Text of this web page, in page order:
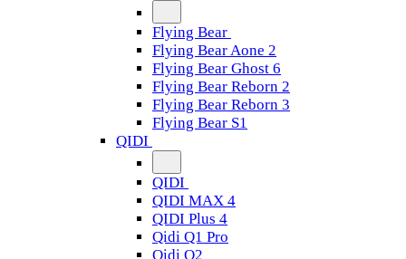
Flying Bear
Flying Bear Aone 2
Flying Bear Ghost 6
Flying Bear Reborn 2
Flying Bear Reborn 3
Flying Bear S1
QIDI
QIDI
QIDI MAX 4
QIDI Plus 4
Qidi Q1 Pro
Qidi Q2